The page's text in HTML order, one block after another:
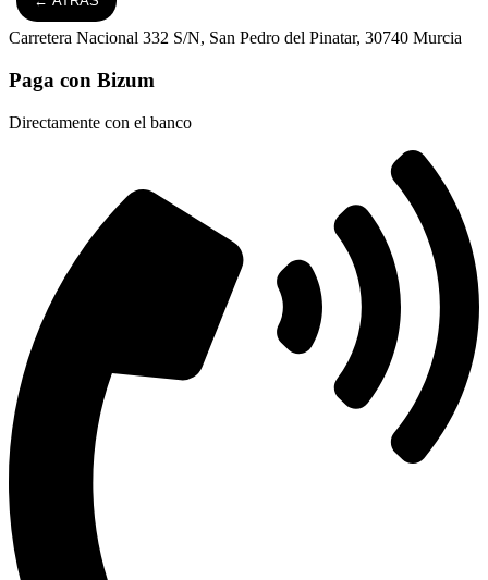
Carretera Nacional 332 S/N, San Pedro del Pinatar, 30740 Murcia
Paga con Bizum
Directamente con el banco